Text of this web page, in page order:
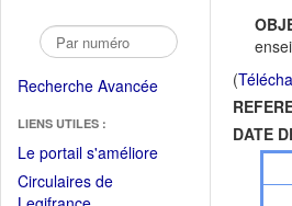
Recherche Avancée
LIENS UTILES :
Le portail s'améliore(Fichier
Circulaires de
(Ouvrir
(
DATE